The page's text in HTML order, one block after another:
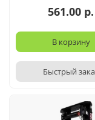
561.00 р.
В корзину
Быстрый